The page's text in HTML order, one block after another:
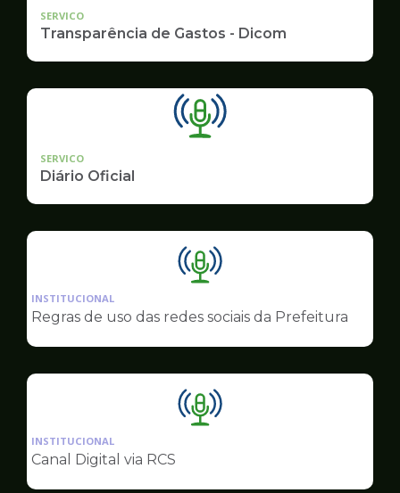
SERVICO
Transparência de Gastos - Dicom
SERVICO
Diário Oficial
Ilustração
pagina
Comunicação
INSTITUCIONAL
Regras de uso das redes sociais da Prefeitura
Ilustração
INSTITUCIONAL
Canal Digital via RCS